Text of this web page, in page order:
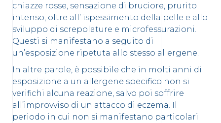
chiazze rosse, sensazione di bruciore, prurito
intenso, oltre all’ ispessimento della pelle e allo
sviluppo di screpolature e microfessurazioni.
Questi si manifestano a seguito di
un’esposizione ripetuta allo stesso allergene.
In altre parole, è possibile che in molti anni di
esposizione a un allergene specifico non si
verifichi alcuna reazione, salvo poi soffrire
all’improvviso di un attacco di eczema. Il
periodo in cui non si manifestano particolari